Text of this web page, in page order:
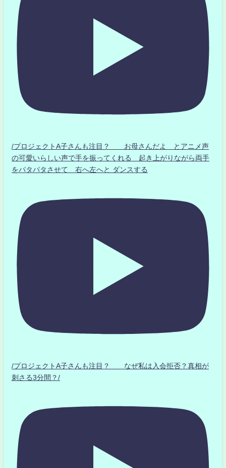
/プロジェクトA子さんも注目？ お母さんだよ とアニメ声
の可愛いらしい声で手を振ってくれる 起き上がりながら両手
をパタパタさせて 右へ左へと ダンスする
/プロジェクトA子さんも注目？ なぜ私は入会拒否？真相が
刺さる3分間？/